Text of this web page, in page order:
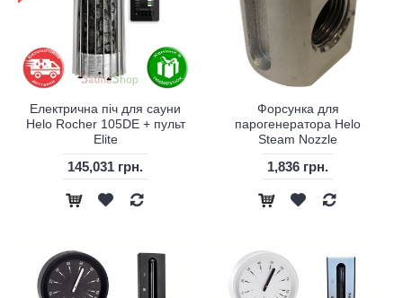
Електрична піч для сауни
Helo Rocher 105DE + пульт
Elite
145,031 грн.
Форсунка для
парогенератора Helo
Steam Nozzle
1,836 грн.